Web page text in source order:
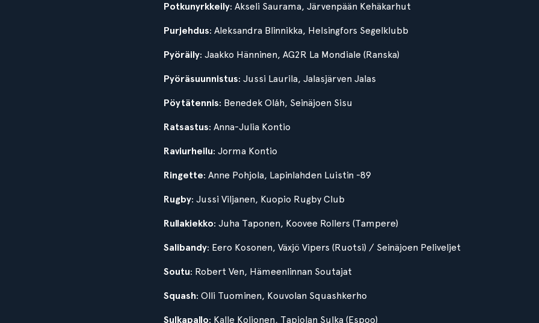
Potkunyrkkeily: Akseli Saurama, Järvenpään Kehäkarhut
Purjehdus: Aleksandra Blinnikka, Helsingfors Segelklubb
Pyöräily: Jaakko Hänninen, AG2R La Mondiale (Ranska)
Pyöräsuunnistus: Jussi Laurila, Jalasjärven Jalas
Pöytätennis: Benedek Oláh, Seinäjoen Sisu
Ratsastus: Anna-Julia Kontio
Raviurheilu: Jorma Kontio
Ringette: Anne Pohjola, Lapinlahden Luistin -89
Rugby: Jussi Viljanen, Kuopio Rugby Club
Rullakiekko: Juha Taponen, Koovee Rollers (Tampere)
Salibandy: Eero Kosonen, Växjö Vipers (Ruotsi) / Seinäjoen Peliveljet
Soutu: Robert Ven, Hämeenlinnan Soutajat
Squash: Olli Tuominen, Kouvolan Squashkerho
Sulkapallo: Kalle Koljonen, Tapiolan Sulka (Espoo)